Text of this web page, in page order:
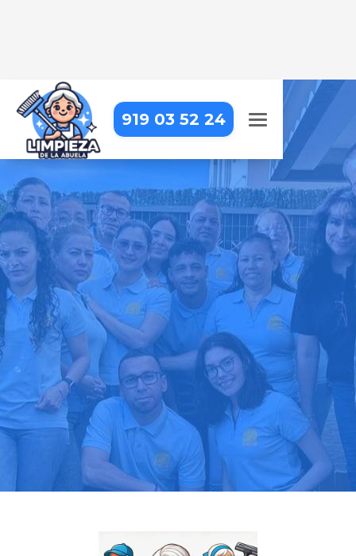
919 03 52 24
LIMPIEZA DE HOTELES EN
ARANJUEZ
Limpieza profesional para
garantizar una experiencia
impecable a tus huéspedes
Pide tu presupuesto gratis
Llama hoy: 919 03 52 24
Más de 1000 clientes confían en nosotros
⭐⭐⭐⭐⭐